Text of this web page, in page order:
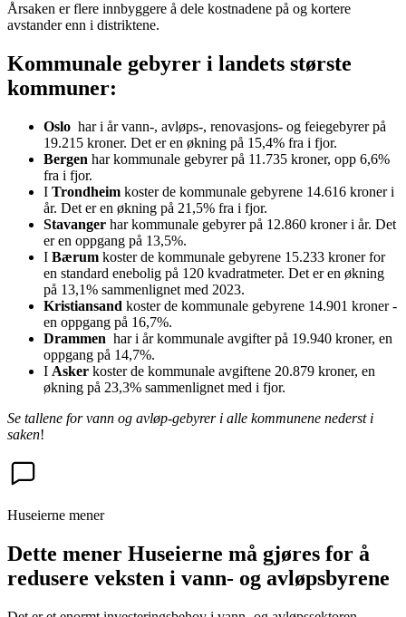
Årsaken er flere innbyggere å dele kostnadene på og kortere
avstander enn i distriktene.
Kommunale gebyrer i landets største
kommuner:
Oslo har i år vann-, avløps-, renovasjons- og feiegebyrer på
19.215 kroner. Det er en økning på 15,4% fra i fjor.
Bergen har kommunale gebyrer på 11.735 kroner, opp 6,6%
fra i fjor.
I Trondheim koster de kommunale gebyrene 14.616 kroner i
år. Det er en økning på 21,5% fra i fjor.
Stavanger har kommunale gebyrer på 12.860 kroner i år. Det
er en oppgang på 13,5%.
I Bærum koster de kommunale gebyrene 15.233 kroner for
en standard enebolig på 120 kvadratmeter. Det er en økning
på 13,1% sammenlignet med 2023.
Kristiansand koster de kommunale gebyrene 14.901 kroner -
en oppgang på 16,7%.
Drammen har i år kommunale avgifter på 19.940 kroner, en
oppgang på 14,7%.
I Asker koster de kommunale avgiftene 20.879 kroner, en
økning på 23,3% sammenlignet med i fjor.
Se tallene for vann og avløp-gebyrer i alle kommunene nederst i
saken!
Huseierne mener
Dette mener Huseierne må gjøres for å
redusere veksten i vann- og avløpsbyrene